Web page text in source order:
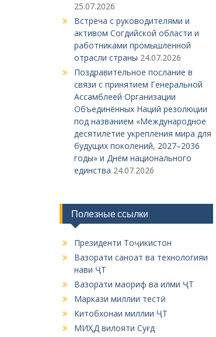
25.07.2026
Встреча с руководителями и
активом Согдийской области и
работниками промышленной
отрасли страны 24.07.2026
Поздравительное послание в
связи с принятием Генеральной
Ассамблеей Организации
Объединённых Наций резолюции
под названием «Международное
десятилетие укрепления мира для
будущих поколений, 2027–2036
годы» и Днём национального
единства 24.07.2026
Полезные ссылки
Президенти Тоҷикистон
Вазорати саноат ва технологияи
нави ҶТ
Вазорати маориф ва илми ҶТ
Маркази миллии тестӣ
Китобхонаи миллии ҶТ
МИҲД вилояти Суғд